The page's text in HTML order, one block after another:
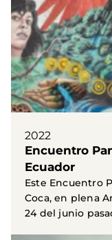
2022
Encuentro
Ecuador
Este Encuentro
Coca, en plena
24 del junio